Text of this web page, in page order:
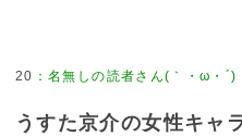
20 ：名無しの読者さん(｀・ω・´)
うすた京介の女性キャ